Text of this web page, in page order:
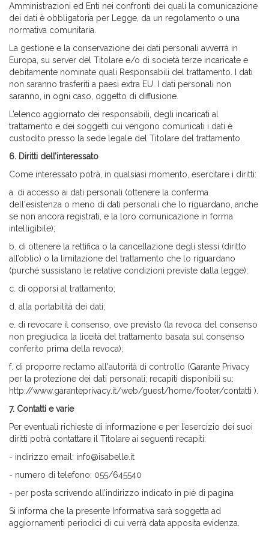
Amministrazioni ed Enti nei confronti dei quali la comunicazione
dei dati è obbligatoria per Legge, da un regolamento o una
normativa comunitaria.
La gestione e la conservazione dei dati personali avverrà in
Europa, su server del Titolare e/o di società terze incaricate e
debitamente nominate quali Responsabili del trattamento. I dati
non saranno trasferiti a paesi extra EU. I dati personali non
saranno, in ogni caso, oggetto di diffusione.
L’elenco aggiornato dei responsabili, degli incaricati al
trattamento e dei soggetti cui vengono comunicati i dati è
custodito presso la sede legale del Titolare del trattamento.
6. Diritti dell’interessato
Come interessato potrà, in qualsiasi momento, esercitare i diritti:
a. di accesso ai dati personali (ottenere la conferma
dell'esistenza o meno di dati personali che lo riguardano, anche
se non ancora registrati, e la loro comunicazione in forma
intelligibile);
b. di ottenere la rettifica o la cancellazione degli stessi (diritto
all’oblio) o la limitazione del trattamento che lo riguardano
(purché sussistano le relative condizioni previste dalla legge);
c. di opporsi al trattamento;
d. alla portabilità dei dati;
e. di revocare il consenso, ove previsto (la revoca del consenso
non pregiudica la liceità del trattamento basata sul consenso
conferito prima della revoca);
f. di proporre reclamo all'autorità di controllo (Garante Privacy
per la protezione dei dati personali; recapiti disponibili su:
http://www.garanteprivacy.it/web/guest/home/footer/contatti ).
7. Contatti e varie
Per eventuali richieste di informazione e per l’esercizio dei suoi
diritti potrà contattare il Titolare ai seguenti recapiti:
- indirizzo email: info@isabelle.it
- numero di telefono: 055/645540
- per posta scrivendo all’indirizzo indicato in piè di pagina
Si informa che la presente Informativa sarà soggetta ad
aggiornamenti periodici di cui verrà data apposita evidenza.